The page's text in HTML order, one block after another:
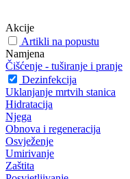
Akcije
Artikli na popustu
Namjena
Čišćenje - tuširanje i pranje
Dezinfekcija
Uklanjanje mrtvih stanica
Hidratacija
Njega
Obnova i regeneracija
Osvježenje
Umirivanje
Zaštita